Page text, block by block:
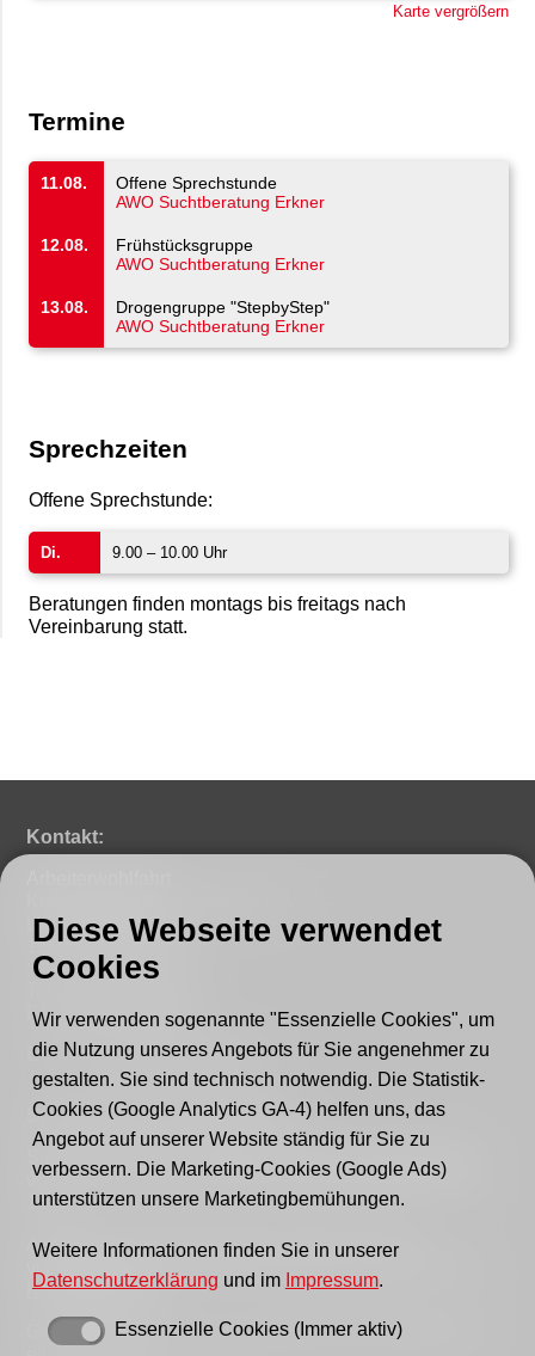
Karte vergrößern
Termine
11.08.
Offene Sprechstunde
AWO Suchtberatung Erkner
12.08.
Frühstücksgruppe
AWO Suchtberatung Erkner
13.08.
Drogengruppe "StepbyStep"
AWO Suchtberatung Erkner
Sprechzeiten
Offene Sprechstunde:
Di. 9.00 – 10.00 Uhr
Beratungen finden montags bis freitags nach
Vereinbarung statt.
Kontakt:
Lindenstraße 46
15517 Fürstenwalde
Fax: 03361 - 592221
E-mail:post@awo-fuewa.de
Sprechzeiten Geschäftsstelle:
Sie erreichen uns persönlich telefonisch donnerstags
von 9–12 Uhr bzw. dienstags und donnerstags von 14–
16 Uhr.
Außerhalb der Sprechzeiten erreichen Sie uns
Kontaktformular.
Gern können Sie uns auch einen Brief schreiben oder
Diese Webseite verwendet
Cookies
Wir verwenden sogenannte "Essenzielle Cookies", um
die Nutzung unseres Angebots für Sie angenehmer zu
gestalten. Sie sind technisch notwendig. Die Statistik-
Cookies (Google Analytics GA-4) helfen uns, das
Angebot auf unserer Website ständig für Sie zu
verbessern. Die Marketing-Cookies (Google Ads)
unterstützen unsere Marketingbemühungen.
Weitere Informationen finden Sie in unserer
Datenschutzerklärung und im Impressum.
Essenzielle Cookies (Immer aktiv)